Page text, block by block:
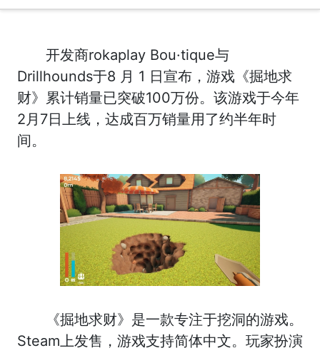
开发商rokaplay Bou·tique与
Drillhounds于8 月 1 日宣布，游戏《掘地求
财》累计销量已突破100万份。该游戏于今年
2月7日上线，达成百万销量用了约半年时
间。
《掘地求财》是一款专注于挖洞的游戏。
Steam上发售，游戏支持简体中文。玩家扮演